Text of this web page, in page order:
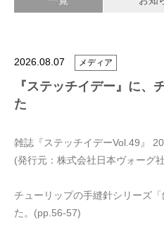
2026.08.07 メディア
『ステッチイデー』に
た
雑誌『ステッチイデーVol.49』
(発行元：株式会社日本ヴォーグ
チューリップの手縫針シリーズ
た。(pp.56-57)